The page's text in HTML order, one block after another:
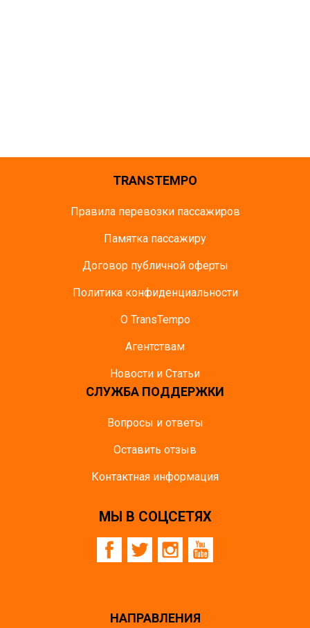
TRANSTEMPO
Правила перевозки пассажиров
Памятка пасcажиру
Договор публичной оферты
Политика конфиденциальности
О TransTempo
Агентствам
Новости и Статьи
СЛУЖБА ПОДДЕРЖКИ
Вопросы и ответы
Оставить отзыв
Контактная информация
МЫ В СОЦСЕТЯХ
НАПРАВЛЕНИЯ